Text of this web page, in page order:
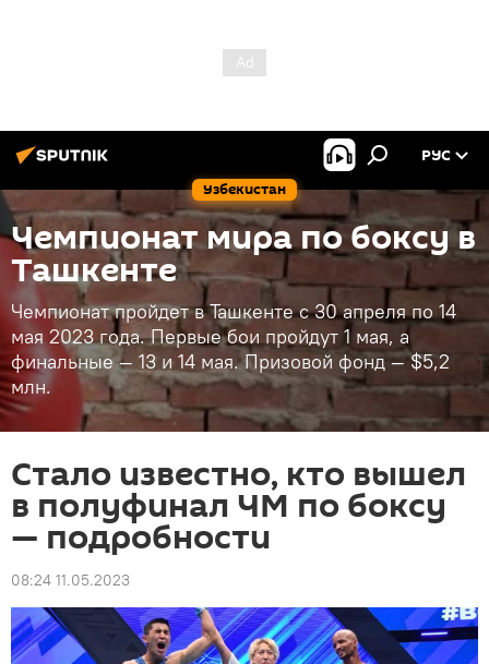
Узбекистан
РУС
Чемпионат мира по боксу в
Ташкенте
Чемпионат пройдет в Ташкенте с 30 апреля по 14
мая 2023 года. Первые бои пройдут 1 мая, а
финальные — 13 и 14 мая. Призовой фонд — $5,2
млн.
Стало известно, кто вышел
в полуфинал ЧМ по боксу
— подробности
08:24 11.05.2023